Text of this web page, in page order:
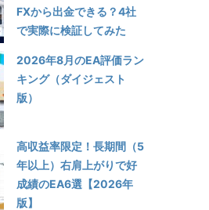
FXから出金できる？4社
で実際に検証してみた
2026年8月のEA評価ラン
キング（ダイジェスト
版）
高収益率限定！長期間（5
年以上）右肩上がりで好
成績のEA6選【2026年
版】